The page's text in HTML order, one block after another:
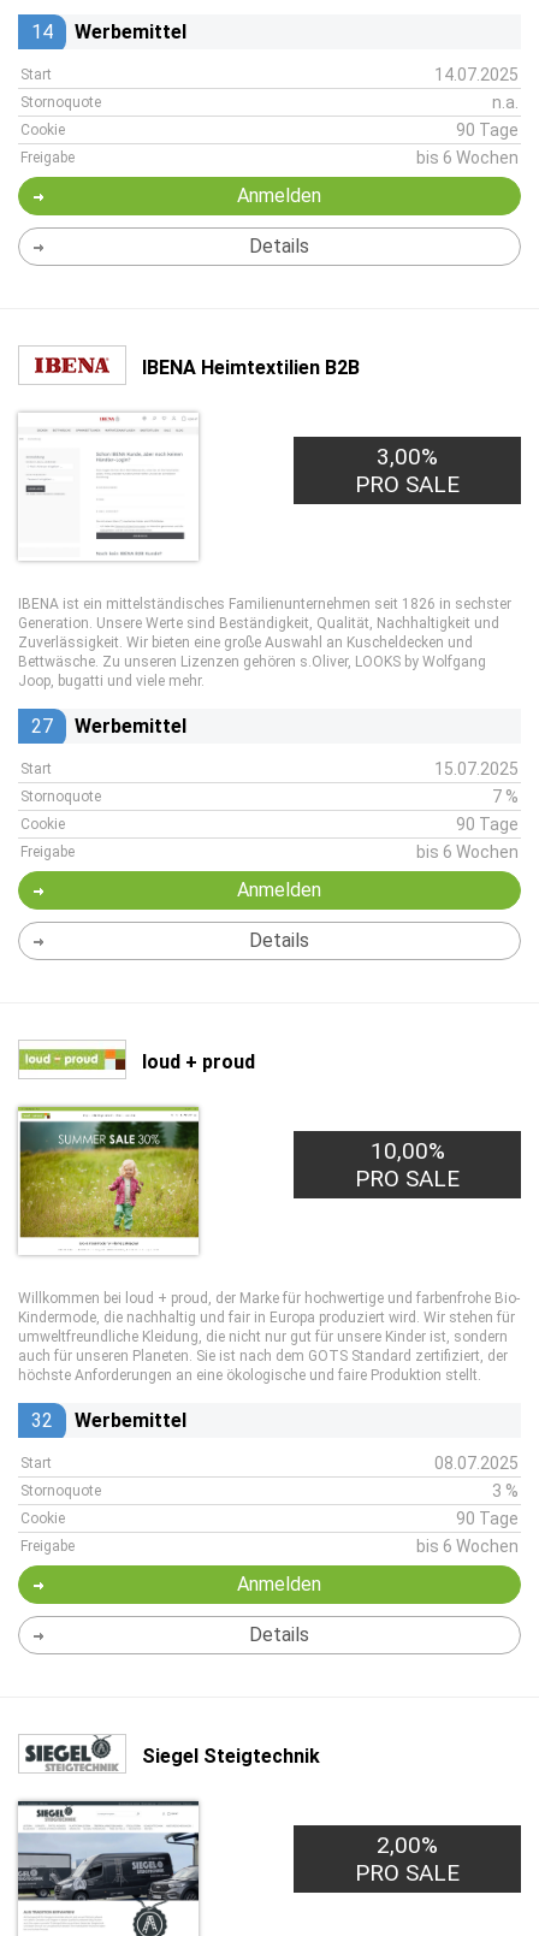
14 Werbemittel
Start 14.07.2025
Stornoquote n.a.
Cookie 90 Tage
Freigabe bis 6 Wochen
Anmelden
Details
IBENA Heimtextilien B2B
2,00€
PRO LEAD
3,00%
PRO SALE
IBENA ist ein mittelständisches Familienunternehmen seit 1826 in sechster
Generation. Unsere Werte sind Beständigkeit, Qualität, Nachhaltigkeit und
Zuverlässigkeit. Wir bieten eine große Auswahl an Kuscheldecken und
Bettwäsche. Zu unseren Lizenzen gehören s.Oliver, LOOKS by Wolfgang
Joop, bugatti und viele mehr.
27 Werbemittel
Start 15.07.2025
Stornoquote 7 %
Cookie 90 Tage
Freigabe bis 6 Wochen
Anmelden
Details
loud + proud
10,00%
PRO SALE
Willkommen bei loud + proud, der Marke für hochwertige und farbenfrohe Bio-
Kindermode, die nachhaltig und fair in Europa produziert wird. Wir stehen für
umweltfreundliche Kleidung, die nicht nur gut für unsere Kinder ist, sondern
auch für unseren Planeten. Sie ist nach dem GOTS Standard zertifiziert, der
höchste Anforderungen an eine ökologische und faire Produktion stellt.
32 Werbemittel
Start 08.07.2025
Stornoquote 3 %
Cookie 90 Tage
Freigabe bis 6 Wochen
Anmelden
Details
Siegel Steigtechnik
2,00%
PRO SALE